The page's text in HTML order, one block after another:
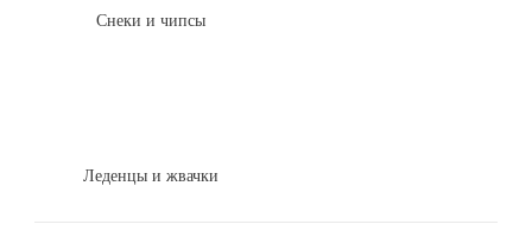
Снеки и чипсы
Леденцы и жвачки